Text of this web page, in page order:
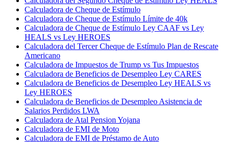
Calculadora de Cheque de Estímulo
Calculadora de Cheque de Estímulo Límite de 40k
Calculadora de Cheque de Estímulo Ley CAAF vs Ley
HEALS vs Ley HEROES
Calculadora del Tercer Cheque de Estímulo Plan de Rescate
Americano
Calculadora de Impuestos de Trump vs Tus Impuestos
Calculadora de Beneficios de Desempleo Ley CARES
Calculadora de Beneficios de Desempleo Ley HEALS vs
Ley HEROES
Calculadora de Beneficios de Desempleo Asistencia de
Salarios Perdidos LWA
Calculadora de Atal Pension Yojana
Calculadora de EMI de Moto
Calculadora de EMI de Préstamo de Auto